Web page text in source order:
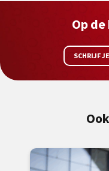
Op
SCHRIJF